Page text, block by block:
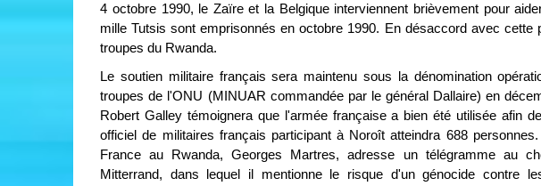
4 octobre 1990, le Zaïre et la Belgique interviennent brièvement pour
mille Tutsis sont emprisonnés en octobre 1990. En désaccord avec cette
troupes du Rwanda.
Le soutien militaire français sera maintenu sous la dénomination
troupes de l'ONU (MINUAR commandée par le général Dallaire) en
Robert Galley témoignera que l'armée française a bien été utilisée afin
officiel de militaires français participant à Noroît atteindra 688
France au Rwanda, Georges Martres, adresse un télégramme au
Mitterrand, dans lequel il mentionne le risque d'un génocide contre